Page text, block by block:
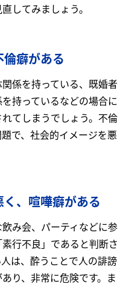
してみましょう。
癖がある
係を持っている、既婚者
持っているなどの場合に
てしまうでしょう。不倫
で、社会的イメージを悪
、喧嘩癖がある
み会、パーティなどに参
行不良」であると判断さ
は、酔うことで人の誹謗
り、非常に危険です。ま